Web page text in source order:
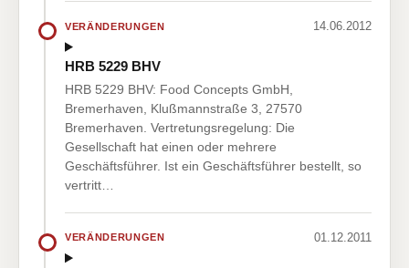
VERÄNDERUNGEN 14.06.2012
HRB 5229 BHV
HRB 5229 BHV: Food Concepts GmbH,
Bremerhaven, Klußmannstraße 3, 27570
Bremerhaven. Vertretungsregelung: Die
Gesellschaft hat einen oder mehrere
Geschäftsführer. Ist ein Geschäftsführer bestellt, so
vertritt…
VERÄNDERUNGEN 01.12.2011